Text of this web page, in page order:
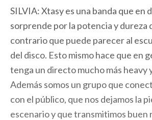
SILVIA: Xtasy es una banda que en
sorprende por la potencia y dureza
contrario que puede parecer al
del disco. Esto mismo hace que en
tenga un directo mucho más heavy
Además somos un grupo que
con el público, que nos dejamos la
escenario y que transmitimos buen